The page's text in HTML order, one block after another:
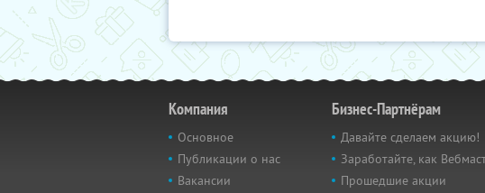
Компания
Основное
Публикации о нас
Вакансии
Бизнес-Партнёрам
Давайте сделаем акцию!
Заработайте, как
Прошедшие акции